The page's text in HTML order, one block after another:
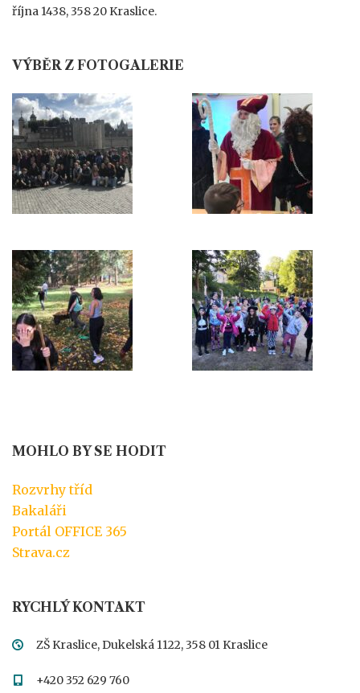
října 1438, 358 20 Kraslice.
VÝBĚR Z FOTOGALERIE
MOHLO BY SE HODIT
Rozvrhy tříd
Bakaláři
Portál OFFICE 365
Strava.cz
RYCHLÝ KONTAKT
ZŠ Kraslice, Dukelská 1122, 358 01 Kraslice
+420 352 629 760